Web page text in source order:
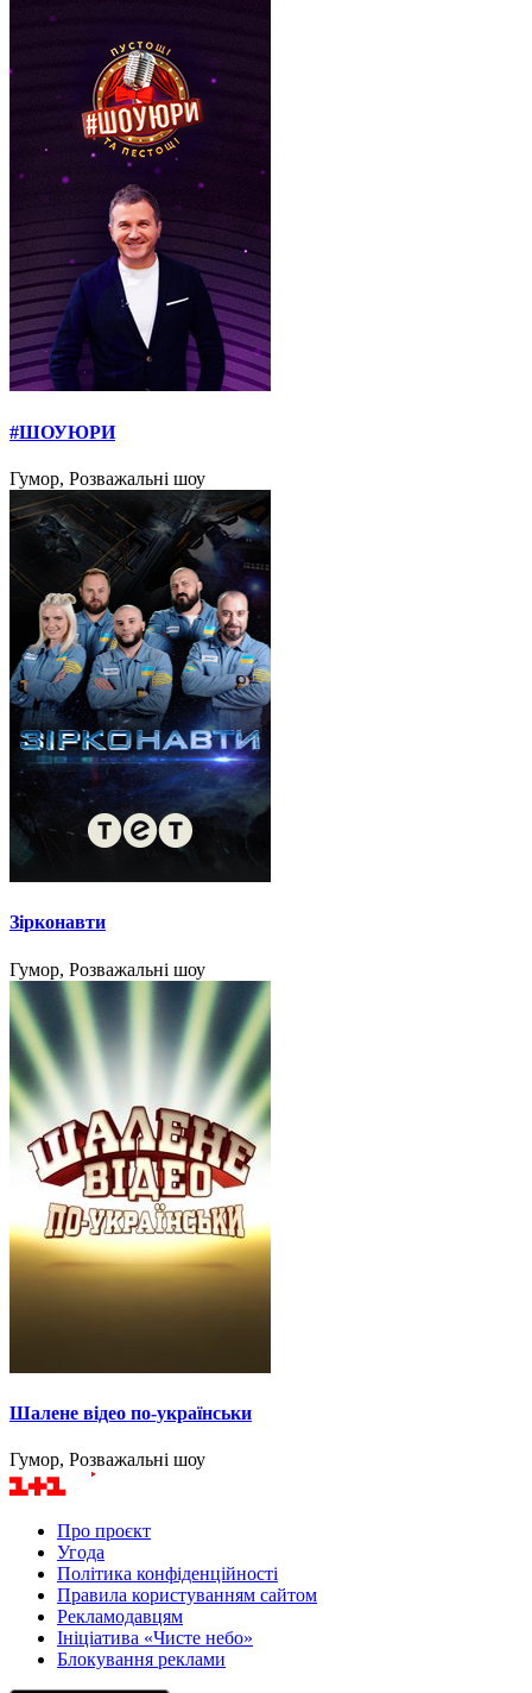
#ШОУЮРИ
Гумор, Розважальні шоу
Зірконавти
Гумор, Розважальні шоу
Шалене відео по-українськи
Гумор, Розважальні шоу
Про проєкт
Угода
Політика конфіденційності
Правила користуванням сайтом
Рекламодавцям
Ініціатива «Чисте небо»
Блокування реклами